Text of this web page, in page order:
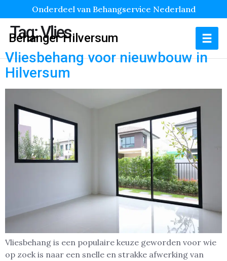
Onderdeel van Behangservice Nederland
Behanger Hilversum
Tag:Vlies
Vliesbehang voor nieuwbouw in
Hilversum
Vliesbehang is een populaire keuze geworden voor wie
op zoek is naar een snelle en strakke afwerking van